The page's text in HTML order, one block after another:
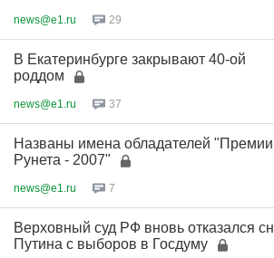
news@e1.ru 29
В Екатеринбурге закрывают 40-ой
роддом
news@e1.ru 37
Названы имена обладателей "Премии
Рунета - 2007"
news@e1.ru 7
Верховный суд РФ вновь отказался
Путина с выборов в Госдуму